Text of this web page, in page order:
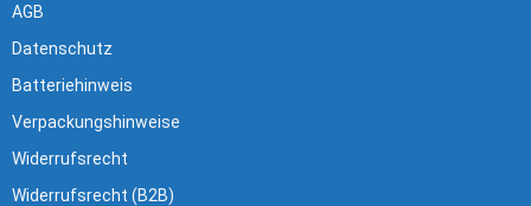
AGB
Datenschutz
Batteriehinweis
Verpackungshinweise
Widerrufsrecht
Widerrufsrecht (B2B)